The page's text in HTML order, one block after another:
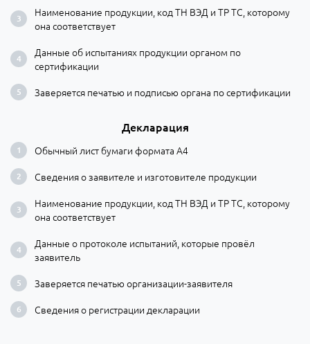
Наименование продукции, код ТН ВЭД и ТР ТС, которому
она соответствует
Данные об испытаниях продукции органом по
сертификации
Заверяется печатью и подписью органа по сертификации
Декларация
Обычный лист бумаги формата А4
Сведения о заявителе и изготовителе продукции
Наименование продукции, код ТН ВЭД и ТР ТС, которому
она соответствует
Данные о протоколе испытаний, которые провёл
заявитель
Заверяется печатью организации-заявителя
Сведения о регистрации декларации